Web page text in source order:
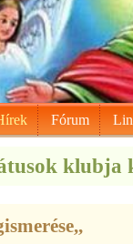
Fórum
klubja